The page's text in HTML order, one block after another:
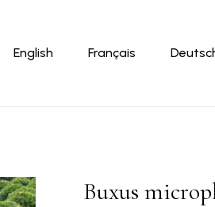
English Français
Buxus